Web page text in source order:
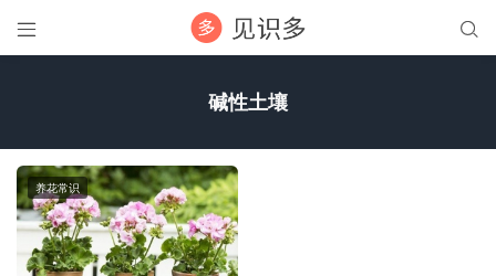
 
碱性土壤
养花常识